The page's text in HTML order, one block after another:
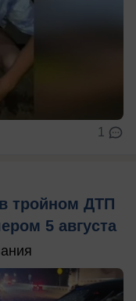
1
тройном ДТП
5 августа